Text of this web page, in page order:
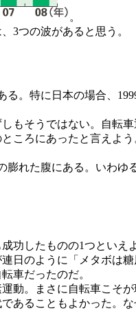
。
3つの波があると思う。
。特に日本の場合、
もそうではない。自転
ころにあったと言えよ
膨れた腹にある。いわゆ
功したものの1つといえよ
日のように「メタボは
車だったのだ。
。まさに自転車こそ
あることもよかった。